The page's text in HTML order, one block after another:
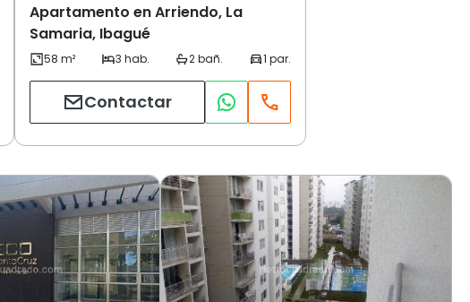
Apartamento en Arriendo, La
Samaria, Ibagué
Contactar